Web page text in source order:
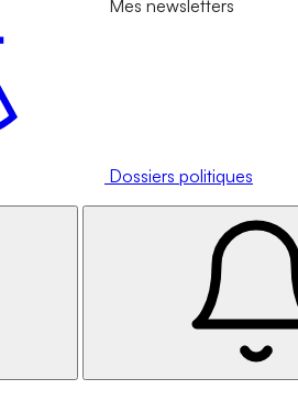
Mes newsletters
Dossiers politiques